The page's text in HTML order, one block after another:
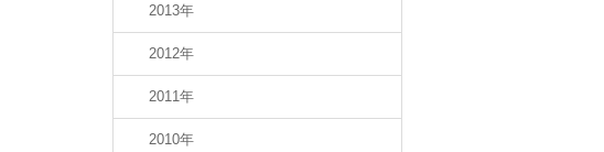
2013年
2012年
2011年
2010年